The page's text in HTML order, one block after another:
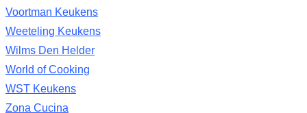
Voortman Keukens
Weeteling Keukens
Wilms Den Helder
World of Cooking
WST Keukens
Zona Cucina